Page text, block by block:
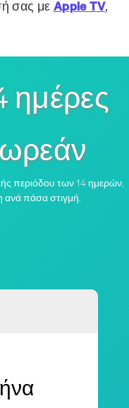
σας με Apple TV,
ημέρες
περιόδου των 14 ημερών,
ανά πάσα στιγμή.